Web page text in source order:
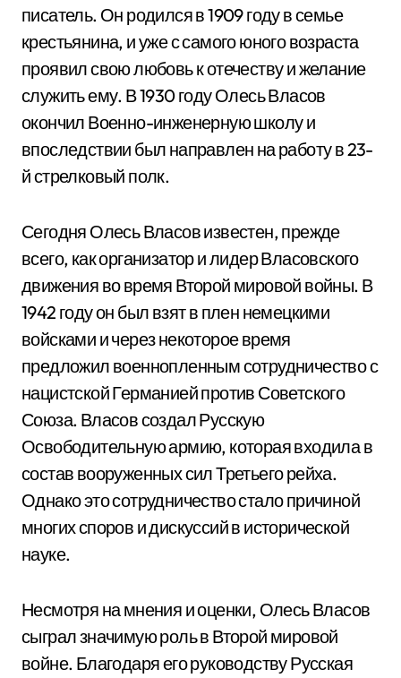
писатель. Он родился в 1909 году в семье
крестьянина, и уже с самого юного возраста
проявил свою любовь к отечеству и желание
служить ему. В 1930 году Олесь Власов
окончил Военно-инженерную школу и
впоследствии был направлен на работу в 23-
й стрелковый полк.
Сегодня Олесь Власов известен, прежде
всего, как организатор и лидер Власовского
движения во время Второй мировой войны. В
1942 году он был взят в плен немецкими
войсками и через некоторое время
предложил военнопленным сотрудничество с
нацистской Германией против Советского
Союза. Власов создал Русскую
Освободительную армию, которая входила в
состав вооруженных сил Третьего рейха.
Однако это сотрудничество стало причиной
многих споров и дискуссий в исторической
науке.
Несмотря на мнения и оценки, Олесь Власов
сыграл значимую роль в Второй мировой
войне. Благодаря его руководству Русская